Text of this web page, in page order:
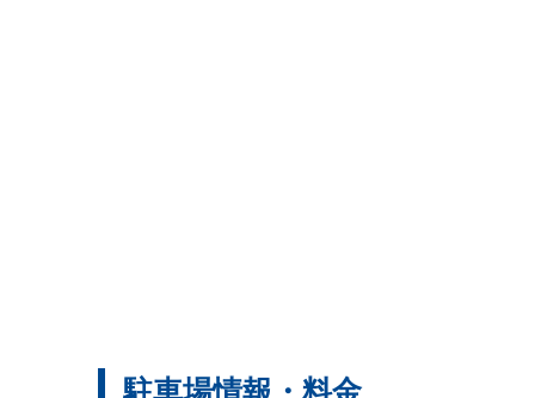
駐車場情報・料金